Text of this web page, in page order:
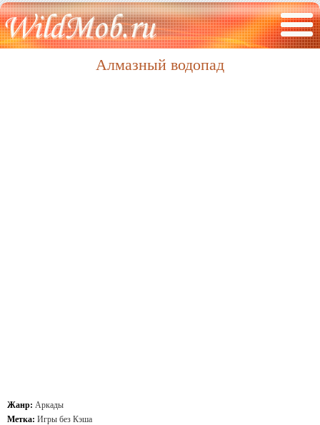
Алмазный водопад
Жанр: Аркады
Метка: Игры без Кэша